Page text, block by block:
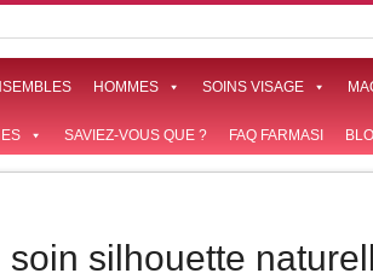
HOMMES SOINS VISAGE
SAVIEZ-VOUS QUE ? FAQ FARMASI
soin silhouette